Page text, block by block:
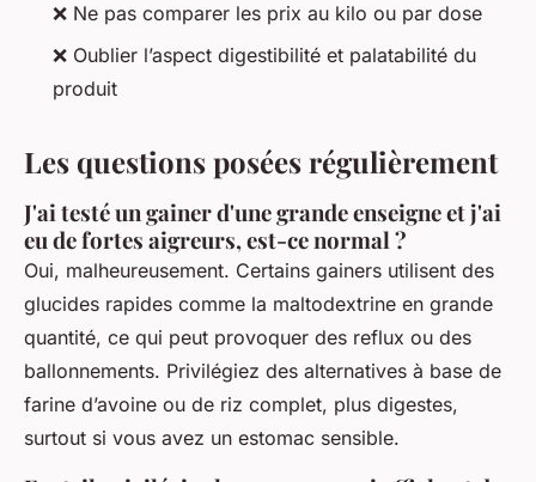
❌ Ne pas comparer les prix au kilo ou par dose
❌ Oublier l’aspect digestibilité et palatabilité du
produit
Les questions posées régulièrement
J'ai testé un gainer d'une grande enseigne et j'ai
eu de fortes aigreurs, est-ce normal ?
Oui, malheureusement. Certains gainers utilisent des
glucides rapides comme la maltodextrine en grande
quantité, ce qui peut provoquer des reflux ou des
ballonnements. Privilégiez des alternatives à base de
farine d’avoine ou de riz complet, plus digestes,
surtout si vous avez un estomac sensible.